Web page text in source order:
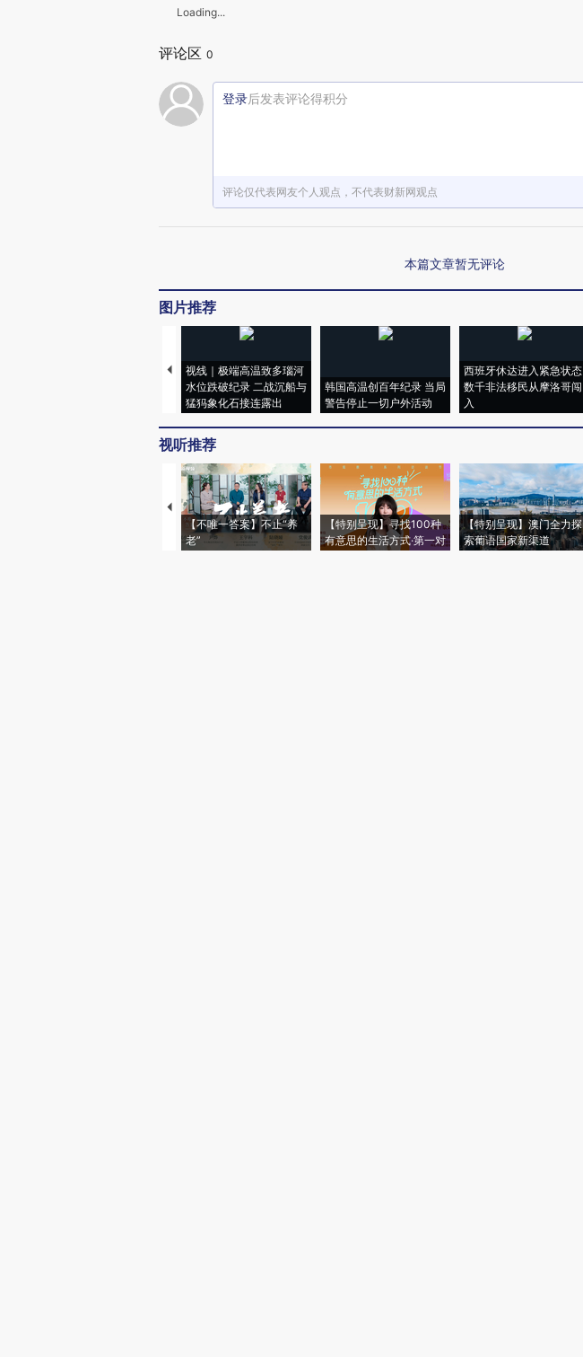
Loading...
评论区 0
登录后发表评论得积分
评论仅代表网友个人观点，不代表财新网观点
本篇文章暂无评论
图片推荐
视线｜极端高温致多瑙河
水位跌破纪录 二战沉船与
猛犸象化石接连露出
韩国高温创百年纪录 当局
警告停止一切户外活动
西班牙休达进入紧急状态
数千非法移民从摩洛哥闯
入
视听推荐
【不唯一答案】不止“养
老”
【特别呈现】寻找100种
有意思的生活方式·第一对
【特别呈现】澳门全力探
索葡语国家新渠道